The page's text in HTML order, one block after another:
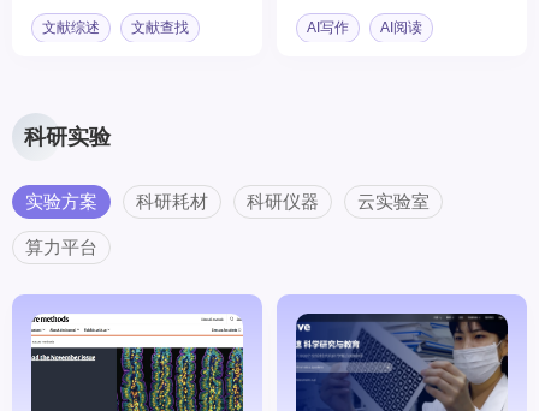
可视化平台，它通过将复
杂的文献资源以“知识地
的、相关的信息。
文献综述 文献查找
平台。
AI写作 AI阅读
科研实验
实验方案 科研耗材 科研仪器 云实验室
算力平台